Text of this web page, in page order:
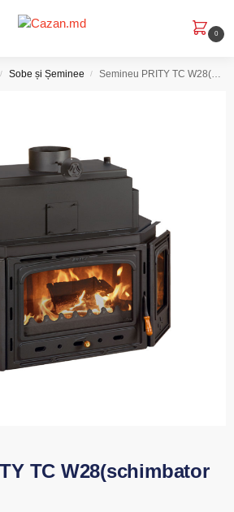
0
/ Sobe și Șeminee / Semineu PRITY TC W28(schimbator termic)
TC W28(schimbator